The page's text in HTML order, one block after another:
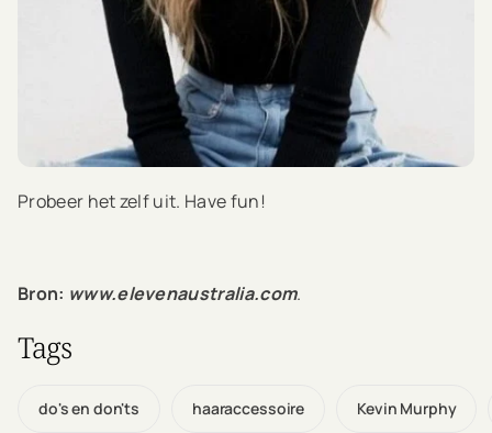
Probeer het zelf uit. Have fun!
Bron: www.elevenaustralia.com.
Tags
do's en don'ts haaraccessoire Kevin Murphy